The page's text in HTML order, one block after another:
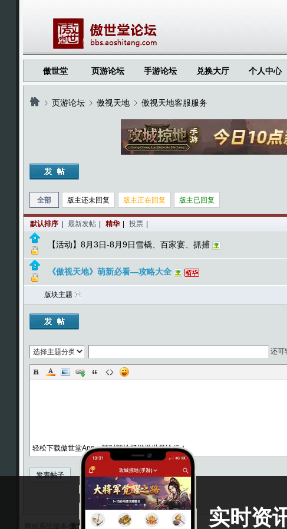
傲世堂 页游论坛 手游论坛 兑换大厅 个人中心
页游论坛 傲视天地
›
傲视天地客服服务
全部 版主还未回复 版主正在回复 版主已回复
默认排序 最新发帖 精华 投票
【活动】8月3日-8月9日雪橇、百家宴、抓捕
《傲视天地》萌新必看—攻略大全
版块主题
还可
轻松下载傲世堂App，随时随地畅游傲世堂论坛！
发表帖子
傲世堂 V1.0 实时资